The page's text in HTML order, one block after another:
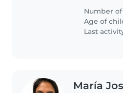
y que sean
Number
Age of
Last
María